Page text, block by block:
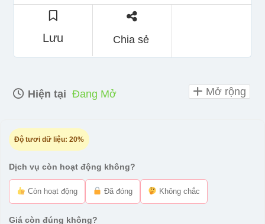
Lưu Chia sẻ
Hiện tại Đang Mở
Độ tươi dữ liệu: 20%
Dịch vụ còn hoạt động không?
Còn hoạt động Đã đóng Không chắc
Giá còn đúng không?
Mở rộng